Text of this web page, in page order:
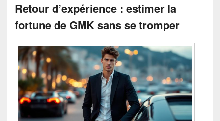
Retour d’expérience : estimer la
fortune de GMK sans se tromper